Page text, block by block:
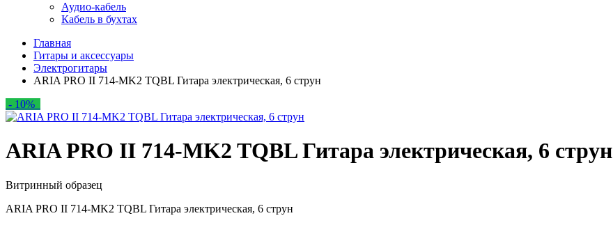
Аудио-кабель
Кабель в бухтах
Главная
Гитары и аксессуары
Электрогитары
ARIA PRO II 714-MK2 TQBL Гитара электрическая, 6 струн
- 10%
ARIA PRO II 714-MK2 TQBL Гитара электрическая, 6 струн
Витринный образец
ARIA PRO II 714-MK2 TQBL Гитара электрическая, 6 струн